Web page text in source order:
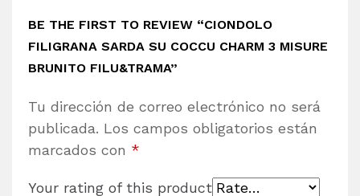
BE THE FIRST TO REVIEW “CIONDOLO
FILIGRANA SARDA SU COCCU CHARM 3 MISURE
BRUNITO FILU&TRAMA”
Tu dirección de correo electrónico no será
publicada. Los campos obligatorios están
marcados con *
Your rating of this product